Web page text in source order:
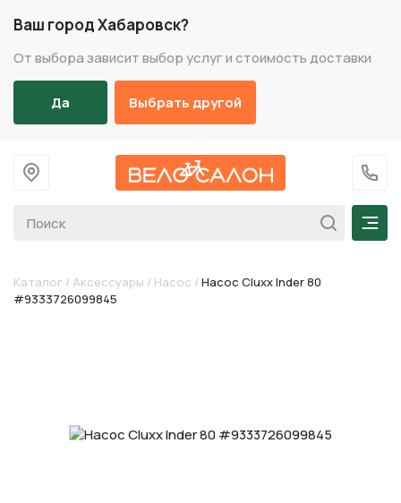
Ваш город Хабаровск?
От выбора зависит выбор услуг и стоимость доставки
Да Выбрать другой
На главную
+7
Каталог / Аксессуары / Насос / Насос Cluxx Inder 80
#9333726099845